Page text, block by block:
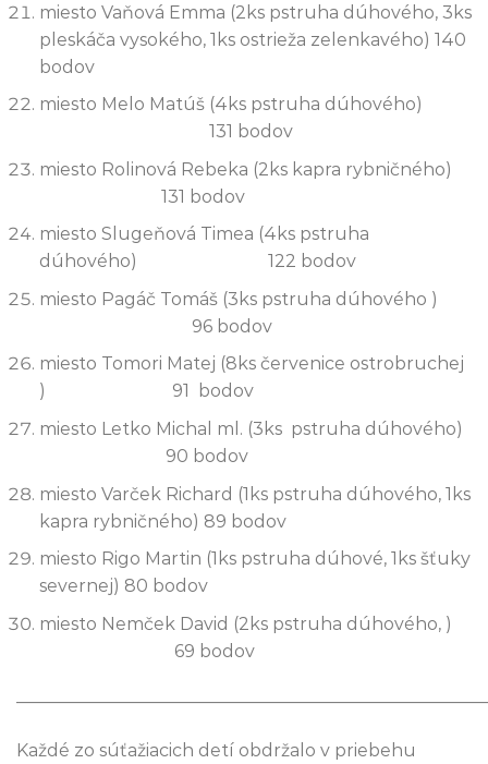
miesto Vaňová Emma (2ks pstruha dúhového, 3ks
pleskáča vysokého, 1ks ostrieža zelenkavého) 140
bodov
miesto Melo Matúš (4ks pstruha dúhového)
131 bodov
miesto Rolinová Rebeka (2ks kapra rybničného)
131 bodov
miesto Slugeňová Timea (4ks pstruha
dúhového) 122 bodov
miesto Pagáč Tomáš (3ks pstruha dúhového )
96 bodov
miesto Tomori Matej (8ks červenice ostrobruchej
) 91 bodov
miesto Letko Michal ml. (3ks pstruha dúhového)
90 bodov
miesto Varček Richard (1ks pstruha dúhového, 1ks
kapra rybničného) 89 bodov
miesto Rigo Martin (1ks pstruha dúhové, 1ks šťuky
severnej) 80 bodov
miesto Nemček David (2ks pstruha dúhového, )
69 bodov
Každé zo súťažiacich detí obdržalo v priebehu